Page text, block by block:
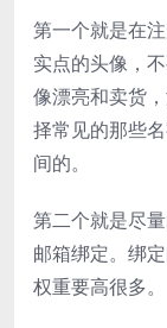
第一个就是在
实点的头像，
像漂亮和卖货
择常见的那些
间的。
第二个就是尽
邮箱绑定。绑
权重要高很多。